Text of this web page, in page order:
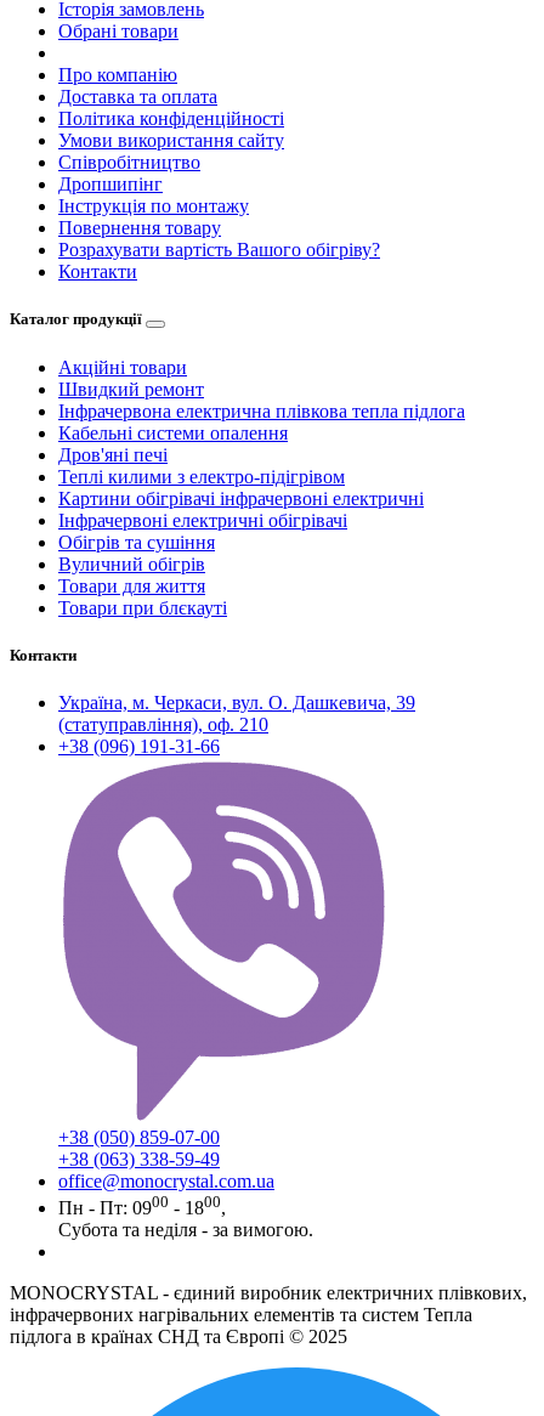
Історія замовлень
Обрані товари
Про компанію
Доставка та оплата
Політика конфіденційності
Умови використання сайту
Співробітництво
Дропшипінг
Інструкція по монтажу
Повернення товару
Розрахувати вартість Вашого обігріву?
Контакти
Каталог продукції
Акційні товари
Швидкий ремонт
Інфрачервона електрична плівкова тепла підлога
Кабельні системи опалення
Дров'яні печі
Теплі килими з електро-підігрівом
Картини обігрівачі інфрачервоні електричні
Інфрачервоні електричні обігрівачі
Обігрів та сушіння
Вуличний обігрів
Товари для життя
Товари при блєкауті
Контакти
Україна, м. Черкаси, вул. О. Дашкевича, 39
(статуправління), оф. 210
+38 (096) 191-31-66
+38 (050) 859-07-00
+38 (063) 338-59-49
office@monocrystal.com.ua
Пн - Пт: 0900 - 1800,
Субота та неділя - за вимогою.
MONOCRYSTAL - єдиний виробник електричних плівкових,
інфрачервоних нагрівальних елементів та систем Тепла
підлога в країнах СНД та Європі © 2025